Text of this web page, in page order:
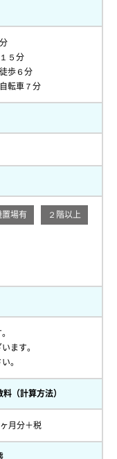
５分
徒歩６分
自転車７分
場有 ２階以上
ます。
。
（計算方法）
月分＋税